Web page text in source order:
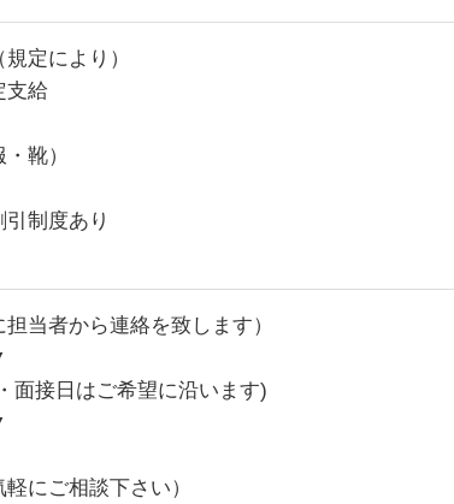
定により）
支給
靴）
制度あり
当者から連絡を致します）
面接日はご希望に沿います)
軽にご相談下さい）